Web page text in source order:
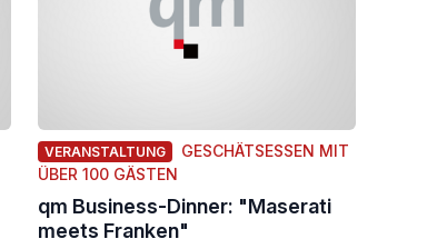
VERANSTALTUNG
GESCHÄTSESSEN MIT
ÜBER 100 GÄSTEN
qm Business-Dinner: "Maserati
meets Franken"